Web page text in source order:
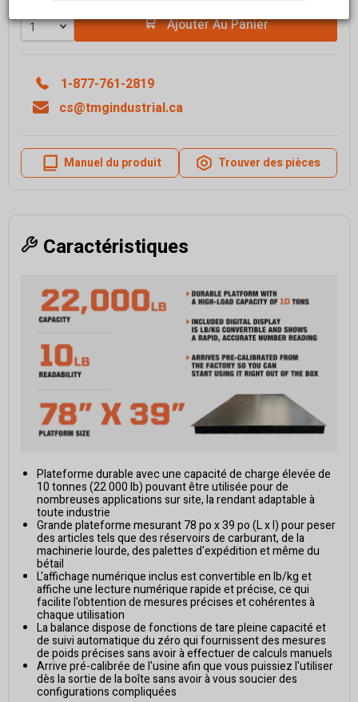
Quantité Ajouter Au Panier
1-877-761-2819
cs@tmgindustrial.ca
Manuel du produit Trouver des pièces
Caractéristiques
Plateforme durable avec une capacité de charge élevée de
10 tonnes (22 000 lb) pouvant être utilisée pour de
nombreuses applications sur site, la rendant adaptable à
toute industrie
Grande plateforme mesurant 78 po x 39 po (L x l) pour peser
des articles tels que des réservoirs de carburant, de la
machinerie lourde, des palettes d'expédition et même du
bétail
L'affichage numérique inclus est convertible en lb/kg et
affiche une lecture numérique rapide et précise, ce qui
facilite l'obtention de mesures précises et cohérentes à
chaque utilisation
La balance dispose de fonctions de tare pleine capacité et
de suivi automatique du zéro qui fournissent des mesures
de poids précises sans avoir à effectuer de calculs manuels
Arrive pré-calibrée de l'usine afin que vous puissiez l'utiliser
dès la sortie de la boîte sans avoir à vous soucier des
configurations compliquées